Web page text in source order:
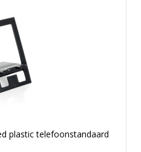
plastic telefoonstandaard